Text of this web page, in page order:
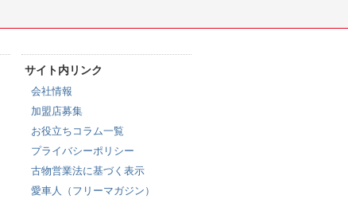
サイト内リンク
会社情報
加盟店募集
お役立ちコラム一覧
プライバシーポリシー
古物営業法に基づく表示
愛車人（フリーマガジン）